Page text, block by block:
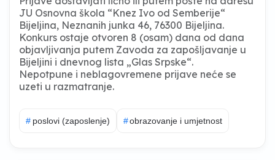
JU Osnovna škola “Knez Ivo od Semberije“
Bijeljina, Neznanih junka 46, 76300 Bijeljina.
Konkurs ostaje otvoren 8 (osam) dana od dana
objavljivanja putem Zavoda za zapošljavanje u
Bijeljini i dnevnog lista „Glas Srpske“.
Nepotpune i neblagovremene prijave neće se
uzeti u razmatranje.
# poslovi (zaposlenje) #obrazovanje i umjetnost